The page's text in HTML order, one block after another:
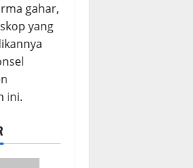
gahar,
yang
ini.